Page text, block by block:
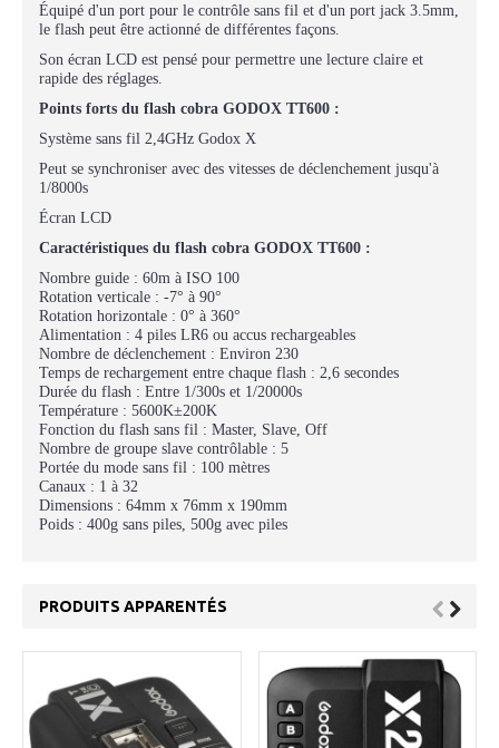
Équipé d'un port pour le contrôle sans fil et d'un port jack 3.5mm,
le flash peut être actionné de différentes façons.
Son écran LCD est pensé pour permettre une lecture claire et
rapide des réglages.
Points forts du flash cobra GODOX TT600 :
Système sans fil 2,4GHz Godox X
Peut se synchroniser avec des vitesses de déclenchement jusqu'à
1/8000s
Écran LCD
Caractéristiques du flash cobra GODOX TT600 :
Nombre guide : 60m à ISO 100
Rotation verticale : -7° à 90°
Rotation horizontale : 0° à 360°
Alimentation : 4 piles LR6 ou accus rechargeables
Nombre de déclenchement : Environ 230
Temps de rechargement entre chaque flash : 2,6 secondes
Durée du flash : Entre 1/300s et 1/20000s
Température : 5600K±200K
Fonction du flash sans fil : Master, Slave, Off
Nombre de groupe slave contrôlable : 5
Portée du mode sans fil : 100 mètres
Canaux : 1 à 32
Dimensions : 64mm x 76mm x 190mm
Poids : 400g sans piles, 500g avec piles
PRODUITS APPARENTÉS